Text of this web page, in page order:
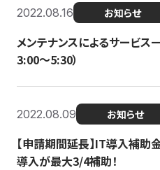
2022.08.16 お知らせ
メンテナンスによるサービス
3:00〜5:30）
2022.08.09 お知らせ
【申請期間延長】IT導入補
導入が最大3/4補助！